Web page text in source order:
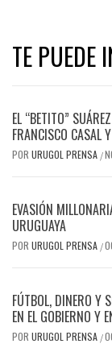
TE PUEDE
EL “BETITO”
FRANCISCO CASAL
POR URUGOL PRENSA /
EVASIÓN
URUGUAYA
POR URUGOL PRENSA /
FÚTBOL, DINERO Y
EN EL GOBIERNO Y
POR URUGOL PRENSA /